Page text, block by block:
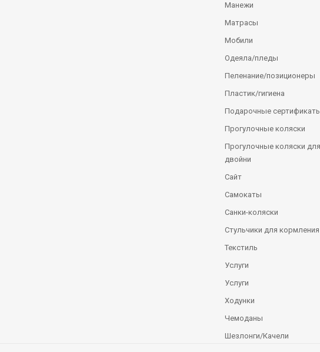
Манежи
Матрасы
Мобили
Одеяла/пледы
Пеленание/позиционеры
Пластик/гигиена
Подарочные
Прогулочные коляски
Прогулочные коляски для
двойни
Сайт
Самокаты
Санки-коляски
Стульчики для кормления
Текстиль
Услуги
Услуги
Ходунки
Чемоданы
Шезлонги/Качели